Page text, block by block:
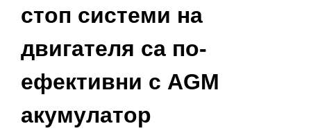
стоп системи на
двигателя са по-
ефективни с AGM
акумулатор